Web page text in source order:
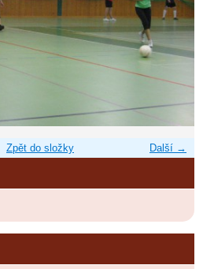
Další →
Zpět do složky